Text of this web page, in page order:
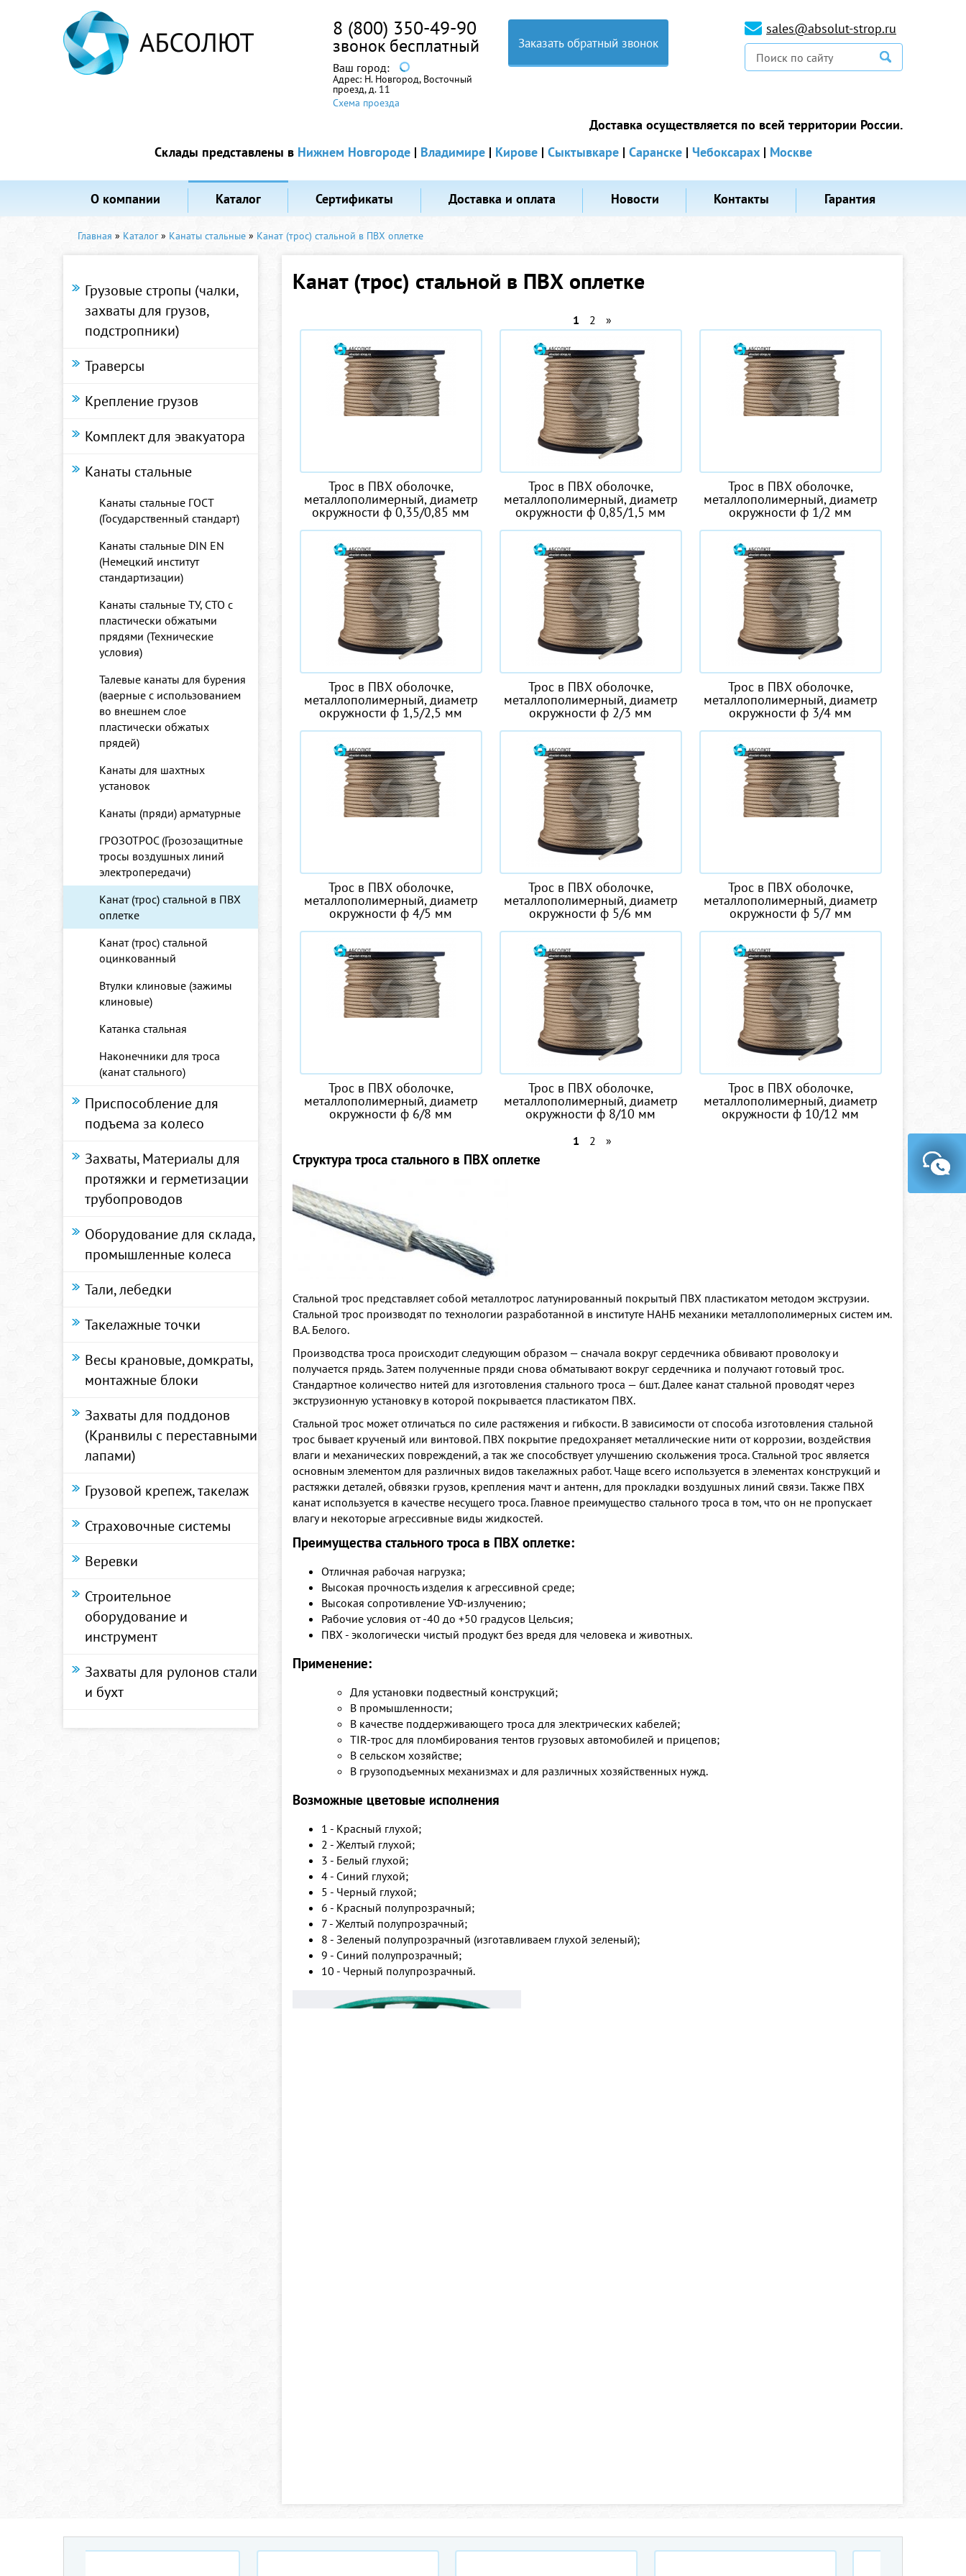
8 (800) 350-49-90
звонок бесплатный
Ваш город:
Адрес: Н. Новгород, Восточный
проезд, д. 11
Схема проезда
Заказать обратный звонок
sales@absolut-strop.ru
Доставка осуществляется по всей территории России.
Склады представлены в Нижнем Новгороде| Владимире| Кирове| Сыктывкаре| Саранске| Чебоксарах| Москве
О компании Каталог Сертификаты Доставка и оплата Новости Контакты Гарантия
Главная » Каталог» Канаты стальные » Канат (трос) стальной в ПВХ оплетке
Грузовые стропы (чалки,
захваты для грузов,
подстропники)
Траверсы
Крепление грузов
Комплект для эвакуатора
Канаты стальные
Канаты стальные ГОСТ
(Государственный стандарт)
Канаты стальные DIN EN
(Немецкий институт
стандартизации)
Канаты стальные ТУ, СТО с
пластически обжатыми
прядями (Технические
условия)
Талевые канаты для бурения
(ваерные с использованием
во внешнем слое
пластически обжатых
прядей)
Канаты для шахтных
установок
Канаты (пряди) арматурные
ГРОЗОТРОС (Грозозащитные
тросы воздушных линий
электропередачи)
Канат (трос) стальной в ПВХ
оплетке
Канат (трос) стальной
оцинкованный
Втулки клиновые (зажимы
клиновые)
Катанка стальная
Наконечники для троса
(канат стального)
Приспособление для
подъема за колесо
Захваты, Материалы для
протяжки и герметизации
трубопроводов
Оборудование для склада,
промышленные колеса
Тали, лебедки
Такелажные точки
Весы крановые, домкраты,
монтажные блоки
Захваты для поддонов
(Кранвилы с переставными
лапами)
Грузовой крепеж, такелаж
Страховочные системы
Веревки
Строительное
оборудование и
инструмент
Захваты для рулонов стали
и бухт
Канат (трос) стальной в ПВХ оплетке
1 2 »
Трос в ПВХ оболочке,
металлополимерный, диаметр
окружности ф 0,35/0,85 мм
Трос в ПВХ оболочке,
металлополимерный, диаметр
окружности ф 0,85/1,5 мм
Трос в ПВХ оболочке,
металлополимерный, диаметр
окружности ф 1/2 мм
Трос в ПВХ оболочке,
металлополимерный, диаметр
окружности ф 1,5/2,5 мм
Трос в ПВХ оболочке,
металлополимерный, диаметр
окружности ф 2/3 мм
Трос в ПВХ оболочке,
металлополимерный, диаметр
окружности ф 3/4 мм
Трос в ПВХ оболочке,
металлополимерный, диаметр
окружности ф 4/5 мм
Трос в ПВХ оболочке,
металлополимерный, диаметр
окружности ф 5/6 мм
Трос в ПВХ оболочке,
металлополимерный, диаметр
окружности ф 5/7 мм
Трос в ПВХ оболочке,
металлополимерный, диаметр
окружности ф 6/8 мм
Трос в ПВХ оболочке,
металлополимерный, диаметр
окружности ф 8/10 мм
Трос в ПВХ оболочке,
металлополимерный, диаметр
окружности ф 10/12 мм
1 2 »
Структура троса стального в ПВХ оплетке
Стальной трос представляет собой металлотрос латунированный покрытый ПВХ пластикатом методом экструзии.
Стальной трос производят по технологии разработанной в институте НАНБ механики металлополимерных систем им.
В.А. Белого.
Производства троса происходит следующим образом — сначала вокруг сердечника обвивают проволоку и
получается прядь. Затем полученные пряди снова обматывают вокруг сердечника и получают готовый трос.
Стандартное количество нитей для изготовления стального троса — 6шт. Далее канат стальной проводят через
экструзионную установку в которой покрывается пластикатом ПВХ.
Стальной трос может отличаться по силе растяжения и гибкости. В зависимости от способа изготовления стальной
трос бывает крученый или винтовой. ПВХ покрытие предохраняет металлические нити от коррозии, воздействия
влаги и механических повреждений, а так же способствует улучшению скольжения троса. Стальной трос является
основным элементом для различных видов такелажных работ. Чаще всего используется в элементах конструкций и
растяжки деталей, обвязки грузов, крепления мачт и антенн, для прокладки воздушных линий связи. Также ПВХ
канат используется в качестве несущего троса. Главное преимущество стального троса в том, что он не пропускает
влагу и некоторые агрессивные виды жидкостей.
Преимущества стального троса в ПВХ оплетке:
Отличная рабочая нагрузка;
Высокая прочность изделия к агрессивной среде;
Высокая сопротивление УФ-излучению;
Рабочие условия от -40 до +50 градусов Цельсия;
ПВХ - экологически чистый продукт без вредя для человека и животных.
Применение:
Для установки подвестный конструкций;
В промышленности;
В качестве поддерживающего троса для электрических кабелей;
TIR-трос для пломбирования тентов грузовых автомобилей и прицепов;
В сельском хозяйстве;
В грузоподъемных механизмах и для различных хозяйственных нужд.
Возможные цветовые исполнения
1 - Красный глухой;
2 - Желтый глухой;
3 - Белый глухой;
4 - Синий глухой;
5 - Черный глухой;
6 - Красный полупрозрачный;
7 - Желтый полупрозрачный;
8 - Зеленый полупрозрачный (изготавливаем глухой зеленый);
9 - Синий полупрозрачный;
10 - Черный полупрозрачный.